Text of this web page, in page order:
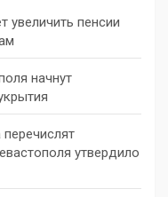
увеличить пенсии
начнут
утвердило